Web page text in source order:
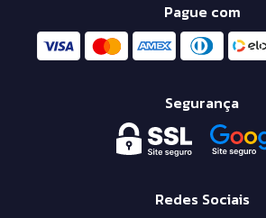
Pague com
Segurança
Redes Sociais